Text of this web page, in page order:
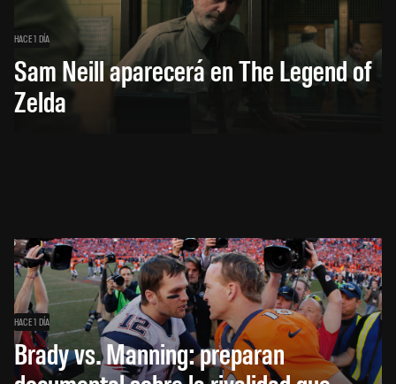
HACE 1 DÍA
Sam Neill aparecerá en The Legend of
Zelda
HACE 1 DÍA
Brady vs. Manning: preparan